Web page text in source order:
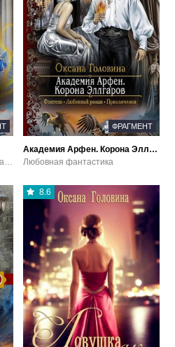
Любовная фантастика / Попаданцы
ФРАГМЕНТ
Академия Арфен. Корона Эллгаров
Любовная фантастика
8.6